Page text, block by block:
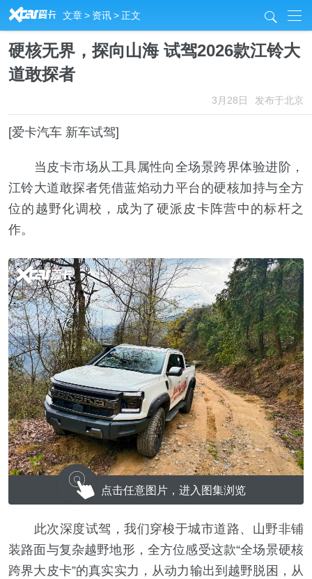
R 文章> 资讯>正文 j
硬核无界，探向山海 试驾2026款江铃大
道敢探者
3月28日 发布于北京
[爱卡汽车 新车试驾]
当皮卡市场从工具属性向全场景跨界体验进阶，
江铃大道敢探者凭借蓝焰动力平台的硬核加持与全方
位的越野化调校，成为了硬派皮卡阵营中的标杆之
作。
点击任意图片，进入图集浏览
此次深度试驾，我们穿梭于城市道路、山野非铺
装路面与复杂越野地形，全方位感受这款“全场景硬核
跨界大皮卡”的真实实力，从动力输出到越野脱困，从